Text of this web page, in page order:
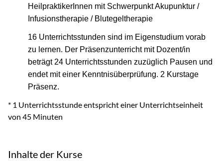
HeilpraktikerInnen mit Schwerpunkt Akupunktur /
Infusionstherapie / Blutegeltherapie
16 Unterrichtsstunden sind im Eigenstudium vorab
zu lernen. Der Präsenzunterricht mit Dozent/in
beträgt 24 Unterrichtsstunden zuzüglich Pausen und
endet mit einer Kenntnisüberprüfung. 2 Kurstage
Präsenz.
* 1 Unterrichtsstunde entspricht einer Unterrichtseinheit
von 45 Minuten
Inhalte der Kurse